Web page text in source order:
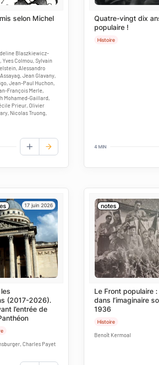
selon Michel
Blaszkiewicz-
Yves Colmou, Sylvain
Alessandro
Jean Glavany,
Jean-Paul Huchon,
François Merle,
Mohamed-Gaillard,
Prieur, Olivier
Nicolas Truong,
AJOUTER AUX FAVORIS
Quatre-vingt dix
populaire !
Histoire
4 MIN
17 juin 2026
(2017-2026).
l’entrée de
Charles Payet
notes
Le Front populaire
dans l’imaginaire
1936
Histoire
Benoît Kermoal